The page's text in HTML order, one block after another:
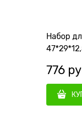
Набор
776